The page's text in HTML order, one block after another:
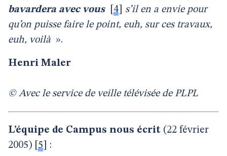
bavardera avec vous
4
s’il en a envie pour
qu’on puisse faire le point, euh, sur ces travaux,
euh, voilà ».
Henri Maler
© Avec le service de veille télévisée de PLPL
L’équipe de Campus nous écrit (22 février
2005) 5 :